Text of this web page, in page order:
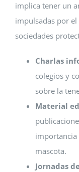
implica tener un
impulsadas por
sociedades
Charlas
colegios y
sobre la
Material
mascota.
Jornadas